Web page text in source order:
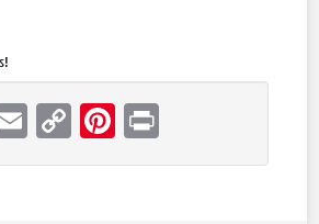
EmailCopy
Link
Pinterest